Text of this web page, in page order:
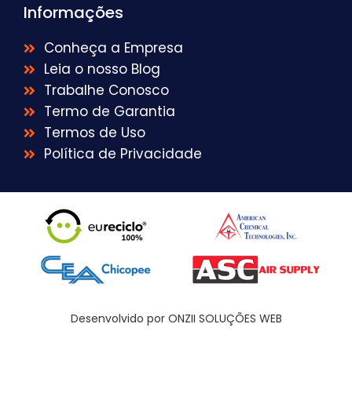
Informações
Conheça a Empresa
Leia o nosso Blog
Trabalhe Conosco
Termo de Garantia
Termos de Uso
Política de Privacidade
Desenvolvido por ONZII SOLUÇÕES WEB